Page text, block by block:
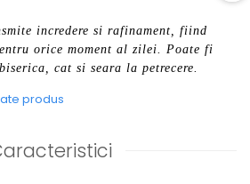
incredere si rafinament, fiind
orice moment al zilei. Poate fi
cat si seara la petrecere.
produs